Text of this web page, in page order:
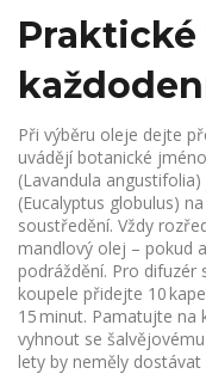
Při výběru oleje dejte
uvádějí botanické
(Lavandula
(Eucalyptus globulus)
soustředění. Vždy
mandlový olej – pokud
podráždění. Pro difuzér
koupele přidejte 10
15 minut. Pamatujte na
vyhnout se
lety by neměly dostávat